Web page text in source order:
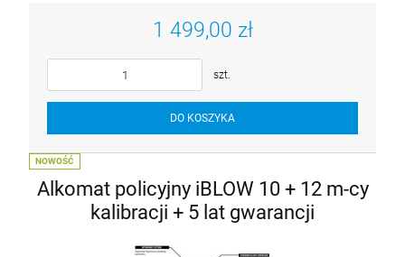
1 499,00 zł
szt.
DO KOSZYKA
Alkomat policyjny iBLOW 10 + 12 m-cy
kalibracji + 5 lat gwarancji
NOWOŚĆ